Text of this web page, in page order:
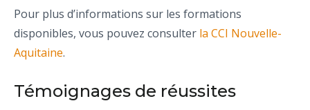
Pour plus d’informations sur les formations
disponibles, vous pouvez consulter la CCI Nouvelle-
Aquitaine.
Témoignages de réussites